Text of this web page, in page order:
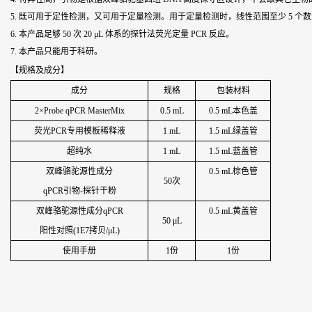
5. 既可用于定性检测，又可用于定量检测。用于定量检测时，线性范围至少 5 个
6. 本产品足够 50 次 20 μL 体系的探针法荧光定量 PCR 反应。
7. 本产品只能用于科研。
【规格及成分】
成分 规格 包装材料
2×Probe qPCR MasterMix 0.5 mL 0.5 mL本色盖
荧光PCR专用模板稀释液 1 mL 1.5 mL绿盖管
超纯水 1 mL 1.5 mL蓝盖管
双峰骆驼源性成分
qPCR引物-探针干粉
50次
0.5 mL棕色管
双峰骆驼源性成分qPCR
阳性对照(1E7拷贝/μL)
50 μL
0.5 mL黄盖管
使用手册 1份 1份